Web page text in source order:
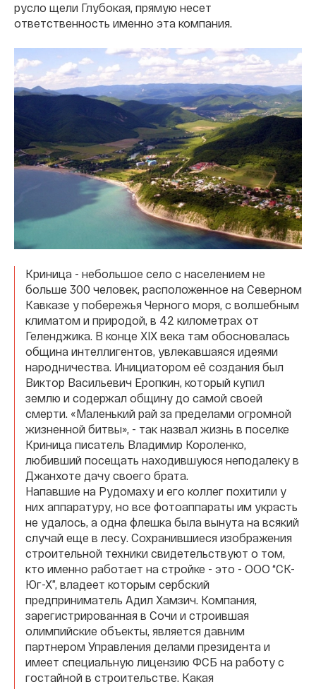
русло щели Глубокая, прямую несет
ответственность именно эта компания.
Криница - небольшое село с населением не
больше 300 человек, расположенное на Северном
Кавказе у побережья Черного моря, с волшебным
климатом и природой, в 42 километрах от
Геленджика. В конце XIX века там обосновалась
община интеллигентов, увлекавшаяся идеями
народничества. Инициатором её создания был
Виктор Васильевич Еропкин, который купил
землю и содержал общину до самой своей
смерти. «Маленький рай за пределами огромной
жизненной битвы», - так назвал жизнь в поселке
Криница писатель Владимир Короленко,
любивший посещать находившуюся неподалеку в
Джанхоте дачу своего брата.
Напавшие на Рудомаху и его коллег похитили у
них аппаратуру, но все фотоаппараты им украсть
не удалось, а одна флешка была вынута на всякий
случай еще в лесу. Сохранившиеся изображения
строительной техники свидетельствуют о том,
кто именно работает на стройке - это - ООО “СК-
Юг-Х”, владеет которым сербский
предприниматель Адил Хамзич. Компания,
зарегистрированная в Сочи и строившая
олимпийские объекты, является давним
партнером Управления делами президента и
имеет специальную лицензию ФСБ на работу с
гостайной в строительстве. Какая